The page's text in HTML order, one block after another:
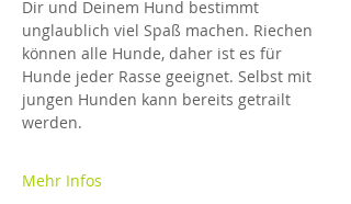
Dir und Deinem Hund bestimmt
unglaublich viel Spaß machen. Riechen
können alle Hunde, daher ist es für
Hunde jeder Rasse geeignet. Selbst mit
jungen Hunden kann bereits getrailt
werden.
Mehr Infos